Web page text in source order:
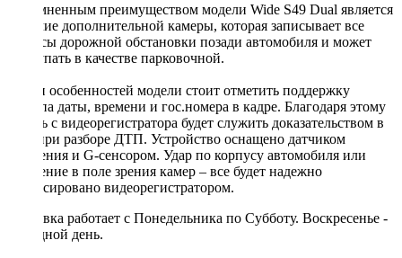
Несомненным преимуществом модели Wide S49 Dual является
наличие дополнительной камеры, которая записывает все
нюансы дорожной обстановки позади автомобиля и может
выступать в качестве парковочной.
Среди особенностей модели стоит отметить поддержку
штампа даты, времени и гос.номера в кадре. Благодаря этому
запись с видеорегистратора будет служить доказательством в
суде при разборе ДТП. Устройство оснащено датчиком
движения и G-сенсором. Удар по корпусу автомобиля или
движение в поле зрения камер – все будет надежно
зафиксировано видеорегистратором.
Доставка работает с Понедельника по Субботу. Воскресенье -
выходной день.